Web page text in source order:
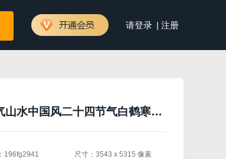
请登录 | 注册
大气山水中国风二十四节气白鹤寒露背景
196fg2941 尺寸：3543 x 5315 像素